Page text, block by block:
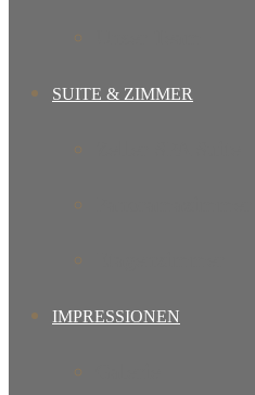
SUITE & ZIMMER
IMPRESSIONEN